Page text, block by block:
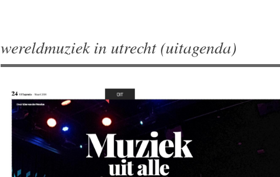
wereldmuziek in utrecht (uitagenda)